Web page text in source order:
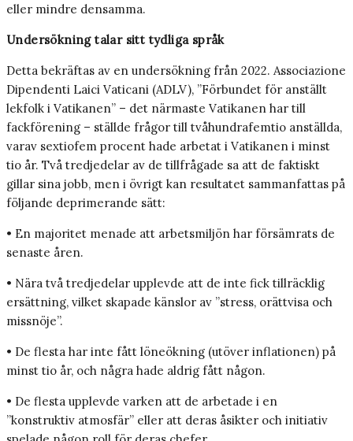
eller mindre densamma.
Undersökning talar sitt tydliga språk
Detta bekräftas av en undersökning från 2022. Associazione
Dipendenti Laici Vaticani (ADLV), ”Förbundet för anställt
lekfolk i Vatikanen” – det närmaste Vatikanen har till
fackförening – ställde frågor till tvåhundrafemtio anställda,
varav sextiofem procent hade arbetat i Vatikanen i minst
tio år. Två tredjedelar av de tillfrågade sa att de faktiskt
gillar sina jobb, men i övrigt kan resultatet sammanfattas på
följande deprimerande sätt:
• En majoritet menade att arbetsmiljön har försämrats de
senaste åren.
• Nära två tredjedelar upplevde att de inte fick tillräcklig
ersättning, vilket skapade känslor av ”stress, orättvisa och
missnöje”.
• De flesta har inte fått löneökning (utöver inflationen) på
minst tio år, och några hade aldrig fått någon.
• De flesta upplevde varken att de arbetade i en
”konstruktiv atmosfär” eller att deras åsikter och initiativ